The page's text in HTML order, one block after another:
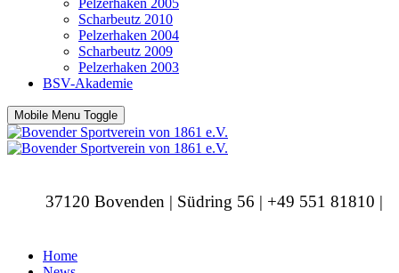
Pelzerhaken 2005
Scharbeutz 2010
Pelzerhaken 2004
Scharbeutz 2009
Pelzerhaken 2003
BSV-Akademie
Mobile Menu Toggle
37120 Bovenden | Südring 56 | +49 551 81810 |
Home